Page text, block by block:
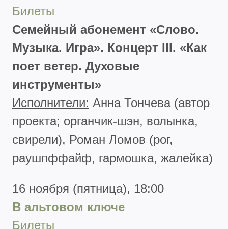
Билеты
Семейный абонемент «Слово.
Музыка. Игра». Концерт III. «Как
поет ветер. Духовые
инструменты»
Исполнители: Анна Тончева (автор
проекта; органчик-шэн, волынка,
свирели), Роман Ломов (рог,
раушпффайф, гармошка, жалейка)
16 ноября (пятница), 18:00
В альтовом ключе
Билеты